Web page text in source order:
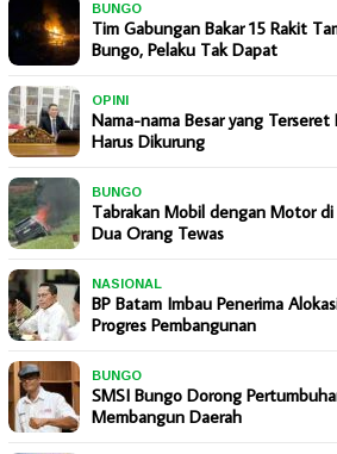
BUNGO
Tim Gabungan Bakar 15 Rakit
Bungo, Pelaku Tak Dapat
OPINI
Nama-nama Besar yang Terseret
Harus Dikurung
BUNGO
Tabrakan Mobil dengan Motor
Dua Orang Tewas
NASIONAL
BP Batam Imbau Penerima
Progres Pembangunan
BUNGO
SMSI Bungo Dorong
Membangun Daerah